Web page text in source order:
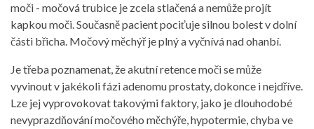
moči - močová trubice je zcela stlačená a nemůže projít
kapkou moči. Současně pacient pociťuje silnou bolest v dolní
části břicha. Močový měchýř je plný a vyčnívá nad ohanbí.
Je třeba poznamenat, že akutní retence moči se může
vyvinout v jakékoli fázi adenomu prostaty, dokonce i nejdříve.
Lze jej vyprovokovat takovými faktory, jako je dlouhodobé
nevyprazdňování močového měchýře, hypotermie, chyba ve